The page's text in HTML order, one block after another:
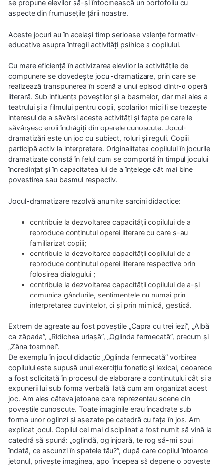
se propune elevilor să-şi întocmească un portofoliu cu
aspecte din frumuseţile ţării noastre.
Aceste jocuri au în acelaşi timp serioase valenţe formativ-
educative asupra întregii activităţi psihice a copilului.
Cu mare eficienţă în activizarea elevilor la activităţile de
compunere se dovedeşte jocul-dramatizare, prin care se
realizează transpunerea în scenă a unui episod dintr-o operă
literară. Sub influenţa poveştilor şi a basmelor, dar mai ales a
teatrului şi a filmului pentru copii, şcolarilor mici li se trezeşte
interesul de a săvârşi aceste activităţi şi fapte pe care le
săvârşesc eroii îndrăgiţi din operele cunoscute. Jocul-
dramatizări este un joc cu subiect, roluri şi reguli. Copiii
participă activ la interpretare. Originalitatea copilului în jocurile
dramatizate constă în felul cum se comportă în timpul jocului
încredinţat şi în capacitatea lui de a înţelege cât mai bine
povestirea sau basmul respectiv.
Jocul-dramatizare rezolvă anumite sarcini didactice:
contribuie la dezvoltarea capacităţii copilului de a
reproduce conţinutul operei literare cu care s-au
familiarizat copiii;
contribuie la dezvoltarea capacităţii copilului de a
reproduce conţinutul operei literare respective prin
folosirea dialogului ;
contribuie la dezvoltarea capacităţii copilului de a-şi
comunica gândurile, sentimentele nu numai prin
interpretarea cuvintelor, ci şi prin mimică, gestică.
Extrem de agreate au fost poveştile „Capra cu trei iezi”, „Albă
ca zăpada”, „Ridichea uriaşă”, „Oglinda fermecată”, precum şi
„Zâna toamnei”.
De exemplu în jocul didactic „Oglinda fermecată” vorbirea
copilului este supusă unui exerciţiu fonetic şi lexical, deoarece
a fost solicitată în procesul de elaborare a conţinutului cât şi a
expunerii lui sub forma verbală. Iată cum am organizat acest
joc. Am ales câteva jetoane care reprezentau scene din
poveştile cunoscute. Toate imaginile erau încadrate sub
forma unor oglinzi şi aşezate pe catedră cu faţa în jos. Am
explicat jocul. Copilul cel mai disciplinat a fost numit să vină la
catedră să spună: „oglindă, oglinjoară, te rog să-mi spui
îndată, ce ascunzi în spatele tău?”, după care copilul întoarce
jetonul, priveşte imaginea, apoi începea să depene o poveste